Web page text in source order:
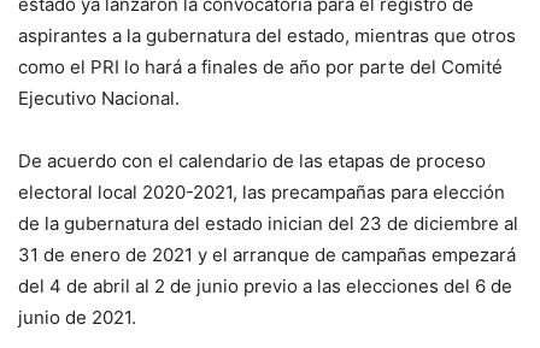
estado ya lanzaron la convocatoria para el registro de
aspirantes a la gubernatura del estado, mientras que otros
como el PRI lo hará a finales de año por parte del Comité
Ejecutivo Nacional.
De acuerdo con el calendario de las etapas de proceso
electoral local 2020-2021, las precampañas para elección
de la gubernatura del estado inician del 23 de diciembre al
31 de enero de 2021 y el arranque de campañas empezará
del 4 de abril al 2 de junio previo a las elecciones del 6 de
junio de 2021.